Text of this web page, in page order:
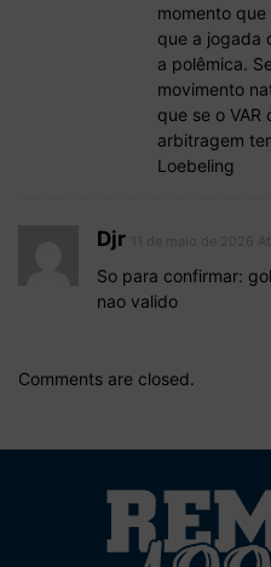
momento que
que a jogada
a polêmica.
movimento
que se o VAR
arbitragem
Loebeling
Djr
So para confirmar:
nao valido
Comments are closed.